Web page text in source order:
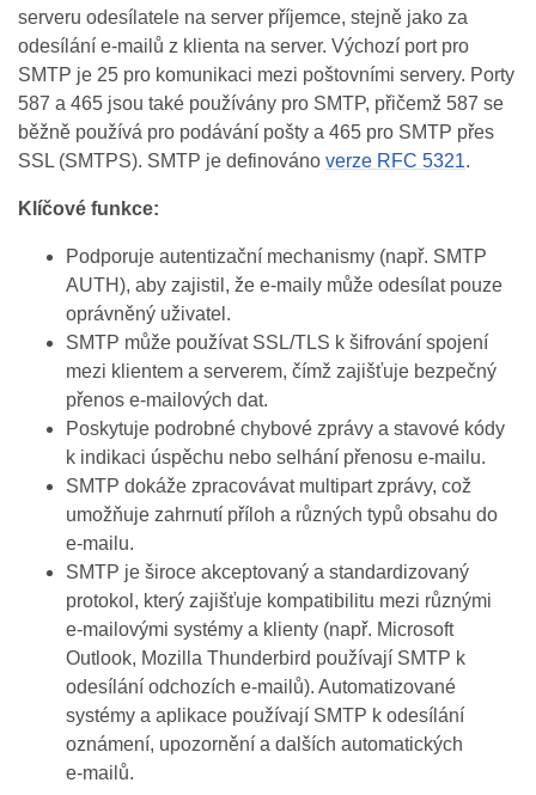
serveru odesílatele na server příjemce, stejně jako za
odesílání e‑mailů z klienta na server. Výchozí port pro
SMTP je 25 pro komunikaci mezi poštovními servery. Porty
587 a 465 jsou také používány pro SMTP, přičemž 587 se
běžně používá pro podávání pošty a 465 pro SMTP přes
SSL (SMTPS). SMTP je definováno verze RFC 5321.
Klíčové funkce:
Podporuje autentizační mechanismy (např. SMTP
AUTH), aby zajistil, že e‑maily může odesílat pouze
oprávněný uživatel.
SMTP může používat SSL/TLS k šifrování spojení
mezi klientem a serverem, čímž zajišťuje bezpečný
přenos e‑mailových dat.
Poskytuje podrobné chybové zprávy a stavové kódy
k indikaci úspěchu nebo selhání přenosu e‑mailu.
SMTP dokáže zpracovávat multipart zprávy, což
umožňuje zahrnutí příloh a různých typů obsahu do
e‑mailu.
SMTP je široce akceptovaný a standardizovaný
protokol, který zajišťuje kompatibilitu mezi různými
e‑mailovými systémy a klienty (např. Microsoft
Outlook, Mozilla Thunderbird používají SMTP k
odesílání odchozích e‑mailů). Automatizované
systémy a aplikace používají SMTP k odesílání
oznámení, upozornění a dalších automatických
e‑mailů.